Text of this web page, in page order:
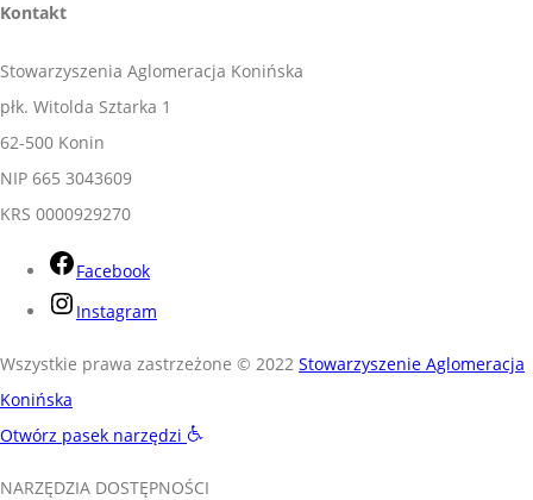
Kontakt
Stowarzyszenia Aglomeracja Konińska
płk. Witolda Sztarka 1
62-500 Konin
NIP 665 3043609
KRS 0000929270
Facebook
Instagram
Wszystkie prawa zastrzeżone © 2022 Stowarzyszenie Aglomeracja
Konińska
Otwórz pasek narzędzi
NARZĘDZIA DOSTĘPNOŚCI